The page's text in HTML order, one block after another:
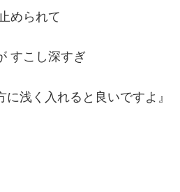
められて
すこし深すぎ
に浅く入れると良いですよ』